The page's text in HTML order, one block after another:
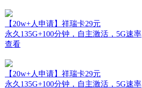
【20w+人申请】祥瑞卡29元
永久135G+100分钟，自主激活，5G速率
查看
【20w+人申请】祥瑞卡29元
永久135G+100分钟，自主激活，5G速率